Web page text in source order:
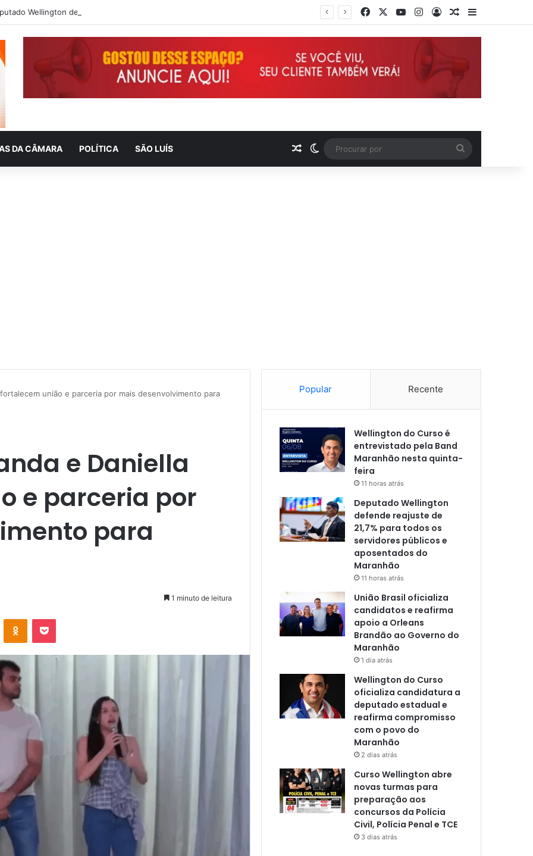
Facebook YouTubeInstagram
EntrarArtigo aleatório
DA CÂMARA POLÍTICA SÃO LUÍS Artigo aleatório
Switch skin
por
união e parceria por mais desenvolvimento para
e Daniella
e parceria por
para
1 minuto de leitura
Popular Recente
Wellington do Curso é
entrevistado pela Band
Maranhão nesta quinta-
feira
11 horas atrás
Deputado Wellington
defende reajuste de
21,7% para todos os
servidores públicos e
aposentados do
Maranhão
11 horas atrás
União Brasil oficializa
candidatos e reafirma
apoio a Orleans
Brandão ao Governo do
Maranhão
1 dia atrás
Wellington do Curso
oficializa candidatura a
deputado estadual e
reafirma compromisso
com o povo do
Maranhão
2 dias atrás
Curso Wellington abre
novas turmas para
preparação aos
concursos da Polícia
Civil, Polícia Penal e TCE
3 dias atrás